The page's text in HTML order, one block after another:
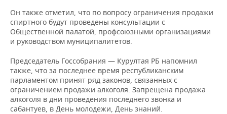
ONLINE-КОНФЕРЕНЦИИ
ОТКРЫТАЯ ЛЕКЦИЯ
ХОККЕЙ
БАСКЕТБОЛ
ВОЛЕЙБОЛ
КИБЕРСПОРТ
ФИГУРНОЕ КАТАНИЕ
ВЛАСТЬ
ИНФРАСТРУКТУРА
ИСТОРИЯ
КУЛЬТУРА
МЕДИЦИНА
СЮЖЕТЫ
СПРАВОЧНИК
СПИСОК ПЕРСОН
СПИСОК КОМПАНИЙ
ПОЛНАЯ ВЕРСИЯ
Он также отметил, что по вопросу ограничения продажи
спиртного будут проведены консультации с
Общественной палатой, профсоюзными организациями
и руководством муниципалитетов.
Председатель Госсобрания — Курултая РБ напомнил
также, что за последнее время республиканским
парламентом принят ряд законов, связанных с
ограничением продажи алкоголя. Запрещена продажа
алкоголя в дни проведения последнего звонка и
сабантуев, в День молодежи, День знаний.